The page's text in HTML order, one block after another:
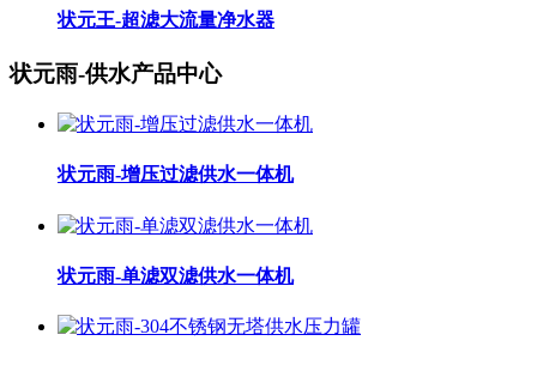
状元王-超滤大流量净水器
状元雨-供水产品中心
状元雨-增压过滤供水一体机
状元雨-单滤双滤供水一体机